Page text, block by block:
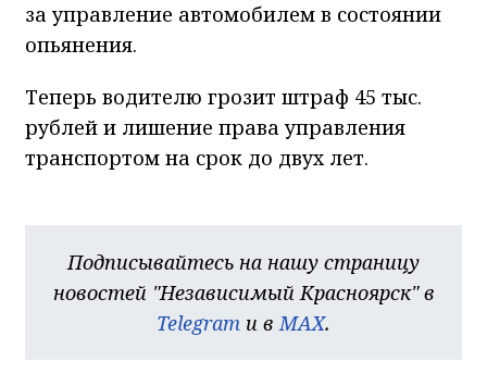
за управление автомобилем в состоянии
опьянения.
Теперь водителю грозит штраф 45 тыс.
рублей и лишение права управления
транспортом на срок до двух лет.
Подписывайтесь на нашу страницу
новостей "Независимый Красноярск" в
Telegram и вMAX.